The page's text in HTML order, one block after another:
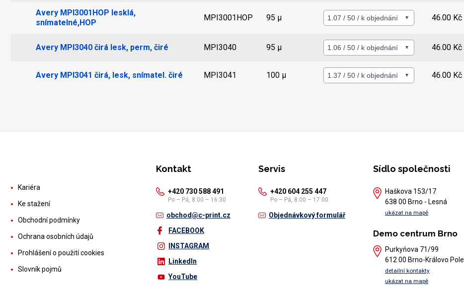
Avery MPI3001HOP lesklá,
snímatelné,HOP
MPI3001HOP 95 µ 46.00 Kč
Detail
Avery MPI3040 čirá lesk, perm, čiré MPI3040 95 µ 46.00 Kč
Detail
Avery MPI3041 čirá, lesk, snímatel. čiré MPI3041 100 µ 46.00 Kč
Detail
Kariéra
Ke stažení
Obchodní podmínky
Ochrana osobních údajů
Prohlášení o použití cookies
Slovník pojmů
Kontakt
+420 730 588 491
Po – Pá, 8:00 – 16:30
obchod@c-print.cz
FACEBOOK
INSTAGRAM
LinkedIn
YouTube
Servis
+420 604 255 447
Po – Pá, 8:00 – 17:00
Objednávkový formulář
Sídlo společnosti
Haškova 153/17
638 00 Brno - Lesná
ukázat na mapě
Demo centrum Brno
Purkyňova 71/99
612 00 Brno-Královo Pole
detailní kontakty
ukázat na mapě